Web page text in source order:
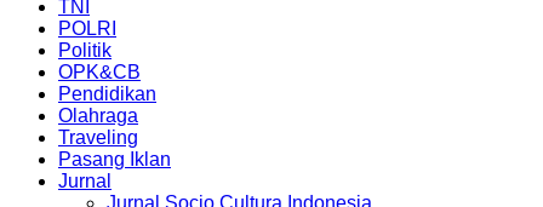
TNI
POLRI
Politik
OPK&CB
Pendidikan
Olahraga
Traveling
Pasang Iklan
Jurnal
Jurnal Socio Cultura Indonesia